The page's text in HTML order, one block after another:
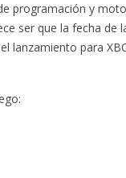
programación y
ser que la fecha de
lanzamiento para